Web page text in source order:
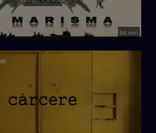
84 min